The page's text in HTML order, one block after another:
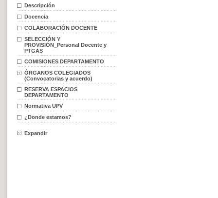
Descripción
Docencia
COLABORACIÓN DOCENTE
SELECCIÓN Y
PROVISIÓN_Personal Docente y
PTGAS
COMISIONES DEPARTAMENTO
ÓRGANOS COLEGIADOS
(Convocatorias y acuerdo)
RESERVA ESPACIOS
DEPARTAMENTO
Normativa UPV
¿Donde estamos?
Expandir